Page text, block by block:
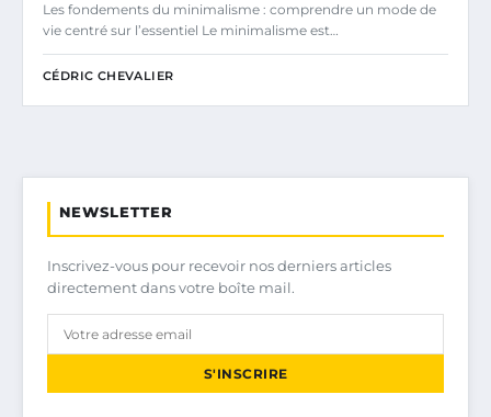
Les fondements du minimalisme : comprendre un mode de
vie centré sur l’essentiel Le minimalisme est…
CÉDRIC CHEVALIER
NEWSLETTER
Inscrivez-vous pour recevoir nos derniers articles
directement dans votre boîte mail.
S'INSCRIRE